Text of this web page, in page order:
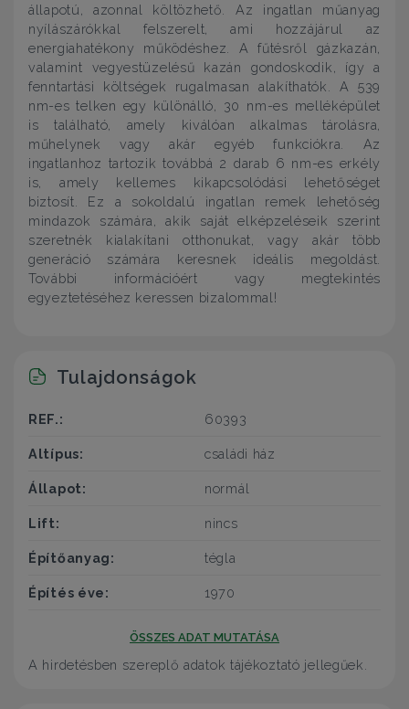
állapotú, azonnal költözhető. Az ingatlan műanyag
nyílászárókkal felszerelt, ami hozzájárul az
energiahatékony működéshez. A fűtésről gázkazán,
valamint vegyestüzelésű kazán gondoskodik, így a
fenntartási költségek rugalmasan alakíthatók. A 539
nm-es telken egy különálló, 30 nm-es melléképület
is található, amely kiválóan alkalmas tárolásra,
műhelynek vagy akár egyéb funkciókra. Az
ingatlanhoz tartozik továbbá 2 darab 6 nm-es erkély
is, amely kellemes kikapcsolódási lehetőséget
biztosít. Ez a sokoldalú ingatlan remek lehetőség
mindazok számára, akik saját elképzeléseik szerint
szeretnék kialakítani otthonukat, vagy akár több
generáció számára keresnek ideális megoldást.
További információért vagy megtekintés
egyeztetéséhez keressen bizalommal!
Tulajdonságok
REF.: 60393
Altípus: családi ház
Állapot: normál
Lift: nincs
Építőanyag: tégla
Építés éve: 1970
ÖSSZES ADAT MUTATÁSA
A hirdetésben szereplő adatok tájékoztató jellegűek.